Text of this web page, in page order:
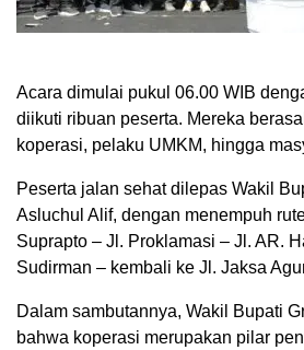
Acara dimulai pukul 06.00 WIB
diikuti ribuan peserta. Mereka
koperasi, pelaku UMKM, hingga
Peserta jalan sehat dilepas Wakil
Asluchul Alif, dengan menempuh
Suprapto – Jl. Proklamasi – Jl. AR.
Sudirman – kembali ke Jl. Jaksa
Dalam sambutannya, Wakil Bupati
bahwa koperasi merupakan pilar